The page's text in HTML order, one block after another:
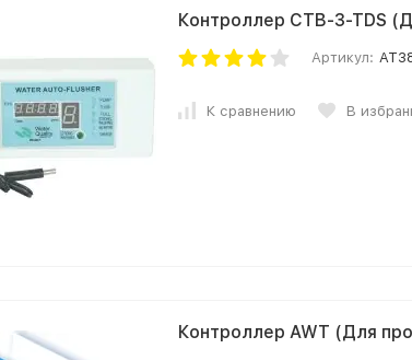
Контроллер CTB-3-TDS
Артикул:
К сравнению В
Контроллер AWT (Для